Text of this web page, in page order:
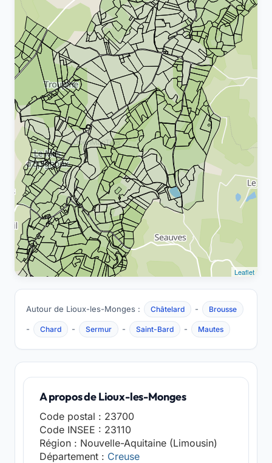
Leaflet
Autour de Lioux-les-Monges : Châtelard - Brousse
- Chard - Sermur - Saint-Bard - Mautes
A propos de Lioux-les-Monges
Code postal : 23700
Code INSEE : 23110
Région : Nouvelle-Aquitaine (Limousin)
Département : Creuse